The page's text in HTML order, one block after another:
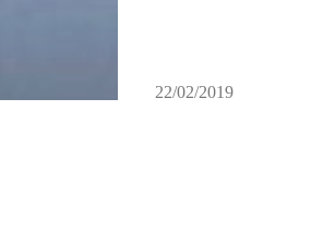
22/02/2019